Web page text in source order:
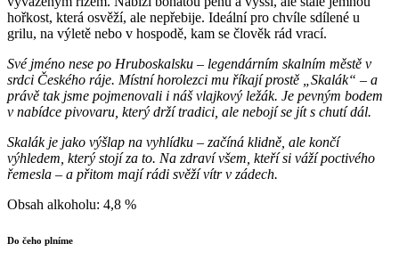
hořkost, která osvěží, ale nepřebije. Ideální pro chvíle sdílené u
grilu, na výletě nebo v hospodě, kam se člověk rád vrací.
Své jméno nese po Hruboskalsku – legendárním skalním městě v
srdci Českého ráje. Místní horolezci mu říkají prostě „Skalák“ – a
právě tak jsme pojmenovali i náš vlajkový ležák. Je pevným bodem
v nabídce pivovaru, který drží tradici, ale nebojí se jít s chutí dál.
Skalák je jako výšlap na vyhlídku – začíná klidně, ale končí
výhledem, který stojí za to. Na zdraví všem, kteří si váží poctivého
řemesla – a přitom mají rádi svěží vítr v zádech.
Obsah alkoholu: 4,8 %
Do čeho plníme